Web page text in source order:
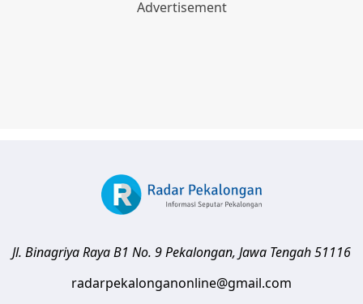
Jl. Binagriya Raya B1 No. 9Pekalongan, Jawa Tengah51116
radarpekalonganonline@gmail.com